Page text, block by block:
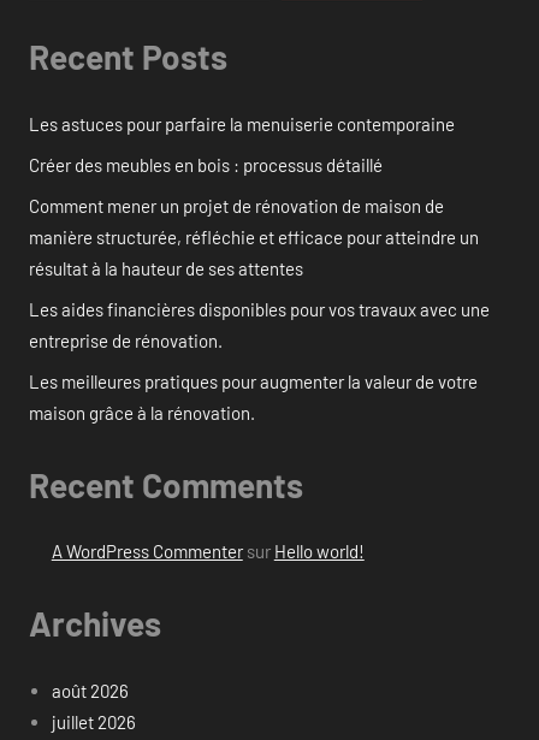
Recent Posts
Les astuces pour parfaire la menuiserie contemporaine
Créer des meubles en bois : processus détaillé
Comment mener un projet de rénovation de maison de
manière structurée, réfléchie et efficace pour atteindre un
résultat à la hauteur de ses attentes
Les aides financières disponibles pour vos travaux avec une
entreprise de rénovation.
Les meilleures pratiques pour augmenter la valeur de votre
maison grâce à la rénovation.
Recent Comments
A WordPress Commentersur Hello world!
Archives
août 2026
juillet 2026